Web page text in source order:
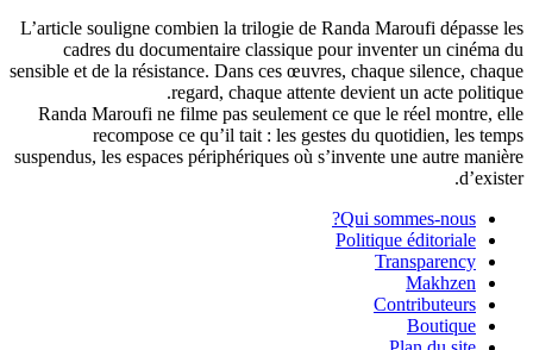
L’article souligne combien la trilogie de Randa Maroufi dépasse les
cadres du documentaire classique pour inventer un cinéma du
sensible et de la résistance. Dans ces œuvres, chaque silence, chaque
regard, chaque attente devient un acte politique.
Randa Maroufi ne filme pas seulement ce que le réel montre, elle
recompose ce qu’il tait : les gestes du quotidien, les temps
suspendus, les espaces périphériques où s’invente une autre manière
d’exister.
Qui sommes-nous?
Politique éditoriale
Transparency
Makhzen
Contributeurs
Boutique